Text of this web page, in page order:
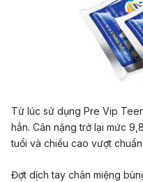
Từ lúc sử dụng Pre Vip
hẳn. Cân nặng trở lại mức
tuổi và chiều cao vượt chuẩn
Đợt dịch tay chân miệng